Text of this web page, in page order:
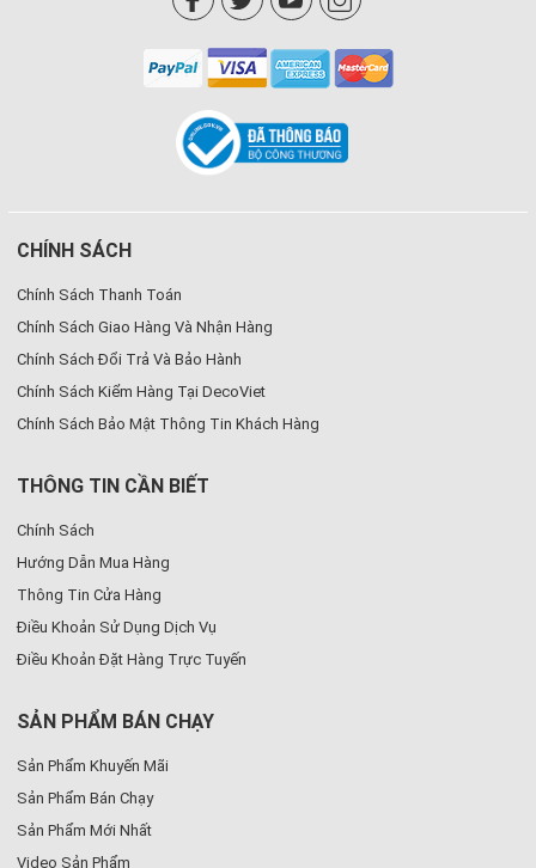
CHÍNH SÁCH
Chính Sách Thanh Toán
Chính Sách Giao Hàng Và Nhận Hàng
Chính Sách Đổi Trả Và Bảo Hành
Chính Sách Kiểm Hàng Tại DecoViet
Chính Sách Bảo Mật Thông Tin Khách Hàng
THÔNG TIN CẦN BIẾT
Chính Sách
Hướng Dẫn Mua Hàng
Thông Tin Cửa Hàng
Điều Khoản Sử Dụng Dịch Vụ
Điều Khoản Đặt Hàng Trực Tuyến
SẢN PHẨM BÁN CHẠY
Sản Phẩm Khuyến Mãi
Sản Phẩm Bán Chạy
Sản Phẩm Mới Nhất
Video Sản Phẩm